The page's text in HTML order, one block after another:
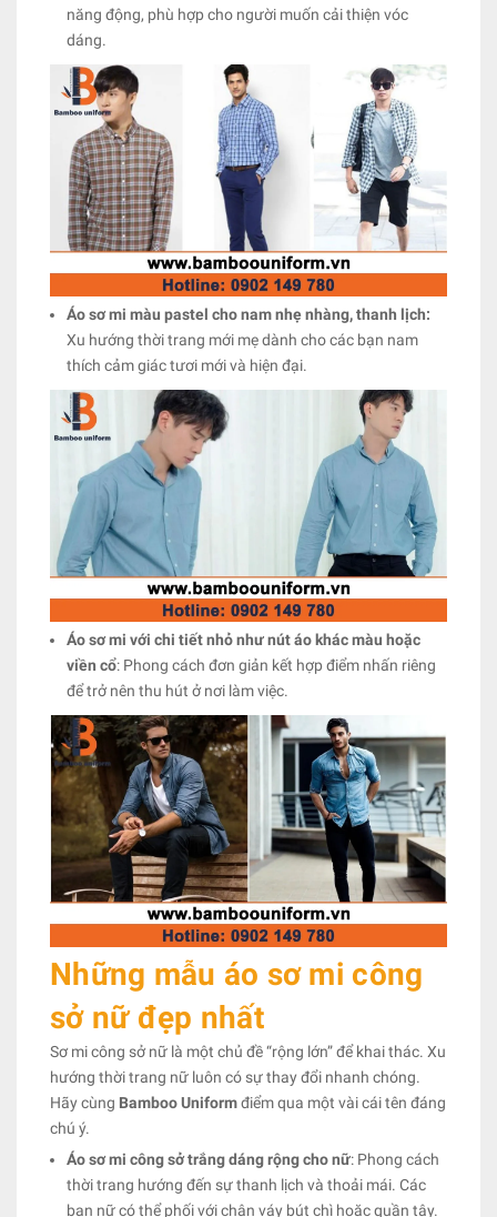
năng động, phù hợp cho người muốn cải thiện vóc
dáng.
Áo sơ mi màu pastel cho nam nhẹ nhàng, thanh lịch:
Xu hướng thời trang mới mẹ dành cho các bạn nam
thích cảm giác tươi mới và hiện đại.
Áo sơ mi với chi tiết nhỏ như nút áo khác màu hoặc
viền cổ: Phong cách đơn giản kết hợp điểm nhấn riêng
để trở nên thu hút ở nơi làm việc.
Những mẫu áo sơ mi công
sở nữ đẹp nhất
Sơ mi công sở nữ là một chủ đề “rộng lớn” để khai thác. Xu
hướng thời trang nữ luôn có sự thay đổi nhanh chóng.
Hãy cùng Bamboo Uniformđiểm qua một vài cái tên đáng
chú ý.
Áo sơ mi công sở trắng dáng rộng cho nữ: Phong cách
thời trang hướng đến sự thanh lịch và thoải mái. Các
bạn nữ có thể phối với chân váy bút chì hoặc quần tây.